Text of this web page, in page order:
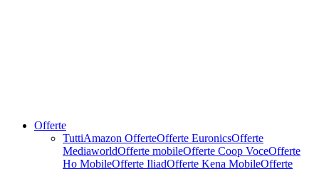
Offerte
TuttiAmazon OfferteOfferte EuronicsOfferte
MediaworldOfferte mobileOfferte Coop VoceOfferte
Ho MobileOfferte IliadOfferte Kena MobileOfferte